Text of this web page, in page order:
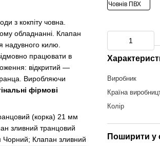
з кокпіту човна.
обладнанні. Клапан
надувного килю.
працювати в
відкритий —
Виробляючи
фірмові
(корка) 21 мм
зливний транцовий
Чорний; Клапан зливний
Виробник
Країна
Колір
Поширити у